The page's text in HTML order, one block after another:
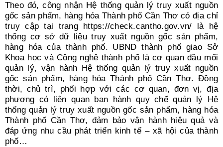
Theo đó, công nhận Hệ thống quản lý truy xuất nguồn
gốc sản phẩm, hàng hóa Thành phố Cần Thơ có địa chỉ
truy cập tại trang https://check.cantho.gov.vn/ là hệ
thống cơ sở dữ liệu truy xuất nguồn gốc sản phẩm,
hàng hóa của thành phố. UBND thành phố giao Sở
Khoa học và Công nghệ thành phố là cơ quan đầu mối
quản lý, vận hành Hệ thống quản lý truy xuất nguồn
gốc sản phẩm, hàng hóa Thành phố Cần Thơ. Ðồng
thời, chủ trì, phối hợp với các cơ quan, đơn vị, địa
phương có liên quan ban hành quy chế quản lý Hệ
thống quản lý truy xuất nguồn gốc sản phẩm, hàng hóa
Thành phố Cần Thơ, đảm bảo vận hành hiệu quả và
đáp ứng nhu cầu phát triển kinh tế – xã hội của thành
phố…